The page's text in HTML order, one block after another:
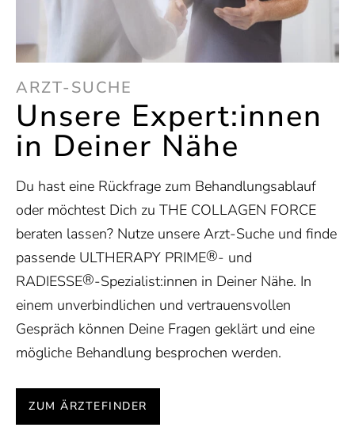
ARZT-SUCHE
Unsere Expert:innen
in Deiner Nähe
Du hast eine Rückfrage zum Behandlungsablauf
oder möchtest Dich zu THE COLLAGEN FORCE
beraten lassen? Nutze unsere Arzt-Suche und finde
passende ULTHERAPY PRIME®- und
RADIESSE®-Spezialist:innen in Deiner Nähe. In
einem unverbindlichen und vertrauensvollen
Gespräch können Deine Fragen geklärt und eine
mögliche Behandlung besprochen werden.
ZUM ÄRZTEFINDER